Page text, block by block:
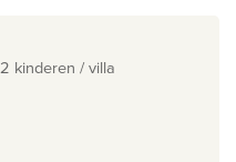
kinderen / villa